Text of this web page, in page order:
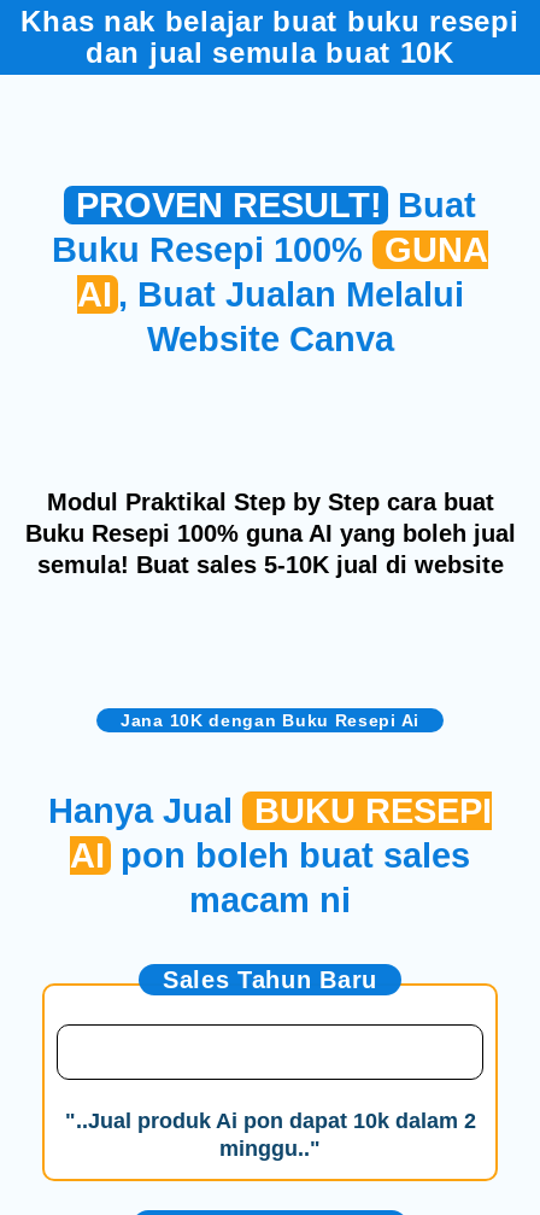
Khas nak belajar buat buku resepi
dan jual semula buat 10K
PROVEN RESULT! Buat
Buku Resepi 100%
GUNA
AI, Buat Jualan Melalui
Website Canva
Modul Praktikal Step by Step cara buat
Buku Resepi 100% guna AI yang boleh jual
semula! Buat sales 5-10K jual di website
Jana 10K dengan Buku Resepi Ai
Hanya Jual
BUKU RESEPI
AI pon boleh buat sales
macam ni
Sales Tahun Baru
"..Jual produk Ai pon dapat 10k dalam 2
minggu.."